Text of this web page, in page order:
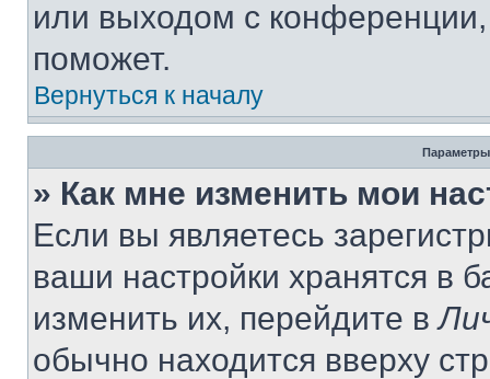
или выходом с
поможет.
Вернуться к началу
Параметры
» Как мне изменить мои
Если вы являетесь
ваши настройки хранятся в
изменить их, перейдите в
обычно находится вверху